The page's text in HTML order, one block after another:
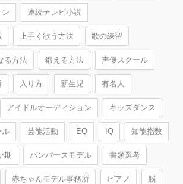
連続テレビ小説
上手く歌う方法 歌の練習
る方法 鍛える方法 声優スクール
入り方 新生児 有名人
アイドルオーディション キッズダンス
ル 芸能活動 EQ IQ 知能指数
期 パンパースモデル 書類選考
赤ちゃんモデル事務所 ピアノ 脳